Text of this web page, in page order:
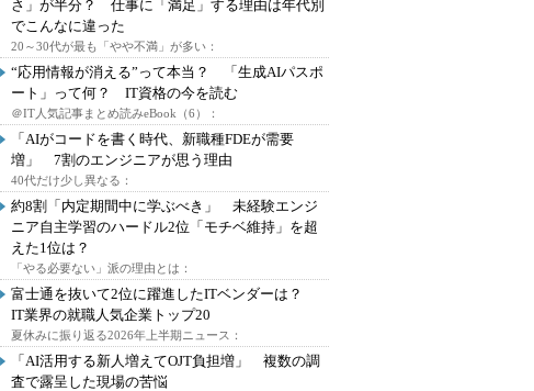
さ」が半分？ 仕事に「満足」する理由は年代別
でこんなに違った
20～30代が最も「やや不満」が多い：
“応用情報が消える”って本当？ 「生成AIパスポ
ート」って何？ IT資格の今を読む
＠IT人気記事まとめ読みeBook（6）：
「AIがコードを書く時代、新職種FDEが需要
増」 7割のエンジニアが思う理由
40代だけ少し異なる：
約8割「内定期間中に学ぶべき」 未経験エンジ
ニア自主学習のハードル2位「モチベ維持」を超
えた1位は？
「やる必要ない」派の理由とは：
富士通を抜いて2位に躍進したITベンダーは？
IT業界の就職人気企業トップ20
夏休みに振り返る2026年上半期ニュース：
「AI活用する新人増えてOJT負担増」 複数の調
査で露呈した現場の苦悩